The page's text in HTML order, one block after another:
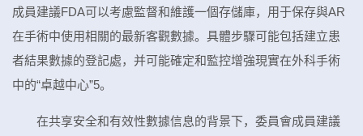
成員建議FDA可以考慮監督和維護一個存儲庫，用于保存與AR
在手術中使用相關的最新客觀數據。具體步驟可能包括建立患
者結果數據的登記處，并可能確定和監控增強現實在外科手術
中的“卓越中心”5。
在共享安全和有效性數據信息的背景下，委員會成員建議